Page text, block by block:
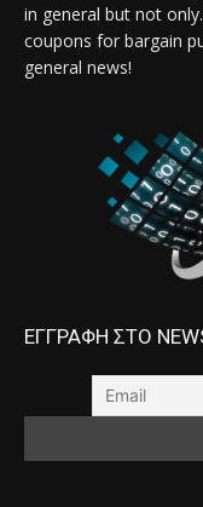
in general but not
coupons for bargain
general news!
ΕΓΓΡΑΦΗ ΣΤΟ